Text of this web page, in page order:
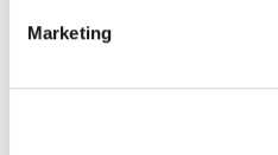
Marketing